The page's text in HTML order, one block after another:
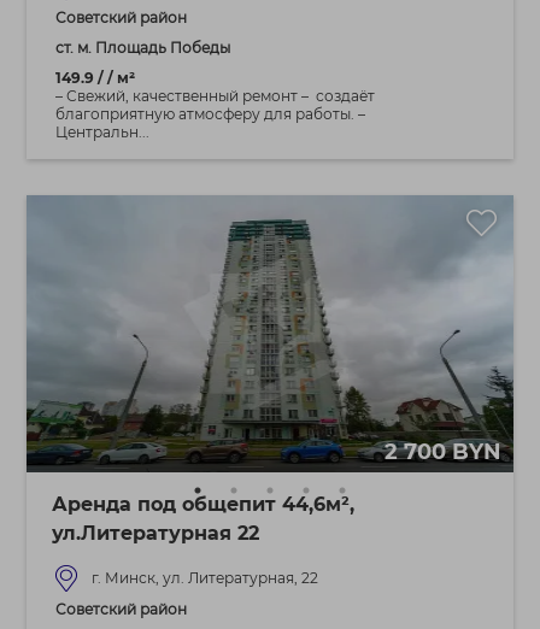
Советский район
ст. м. Площадь Победы
149.9 / / м²
– Свежий, качественный ремонт – создаёт
благоприятную атмосферу для работы. –
Центральн...
2 700 BYN
Аренда под общепит 44,6м²,
ул.Литературная 22
г. Минск, ул. Литературная, 22
Советский район